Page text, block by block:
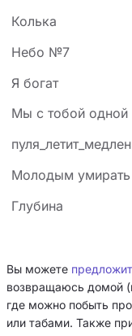
Колька
Небо №7
Я богат
Мы с тобой одной
Молодым умирать
Глубина
Вы можете
возвращаюсь домой
где можно побыть
или табами. Также